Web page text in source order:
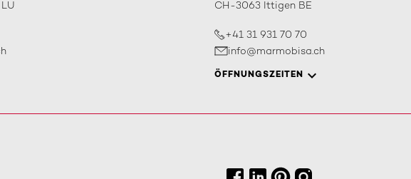
CH-3063 Ittigen BE
+41 31 931 70 70
info@marmobisa.ch
ÖFFNUNGSZEITEN